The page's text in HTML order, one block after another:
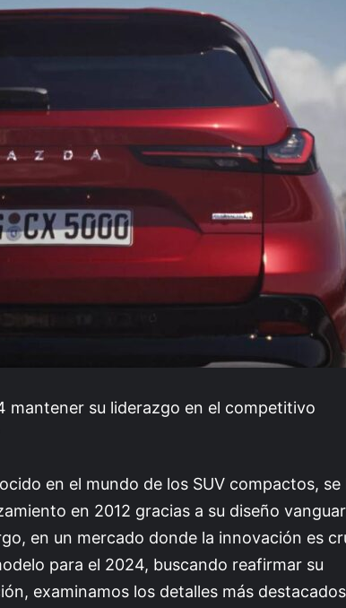
mantener su liderazgo en el competitivo
en el mundo de los SUV compactos, se
en 2012 gracias a su diseño
en un mercado donde la innovación es
para el 2024, buscando reafirmar su
examinamos los detalles más